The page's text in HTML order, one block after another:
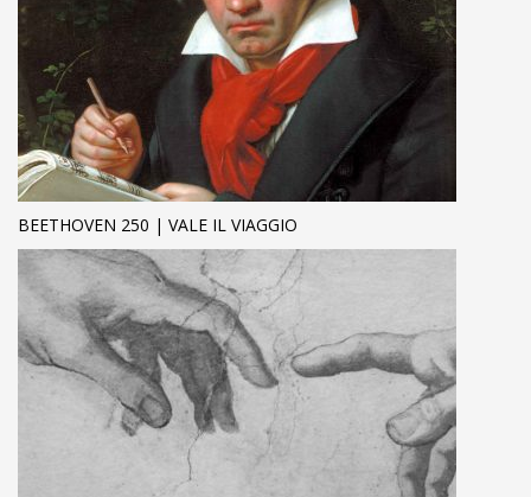
BEETHOVEN 250 | VALE IL VIAGGIO